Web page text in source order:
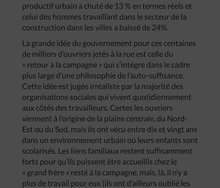
productif urbain a chuté de 13 % en termes réels et
celui des hommes travaillant dans le secteur de la
construction dans les villes a baissé de 24%.
La grande idée du gouvernement pour ces centaines
de milliers d’ouvriers jetés à la rue est celle du
« retour à la campagne » qui s’intégre dans le cadre
plus large d’une philosophie de l’auto-suffisance.
Cette idée est jugée irréaliste par la majorité des
organisations sociales qui vivent quotidiennement
aux côtés des travailleurs. Certes les ouvriers
viennent à l’origine de la plaine centrale, du Nord-
Est ou du Sud, mais ils ont vécu entre dix et vingt ans
dans un environnement urbain où leurs enfants sont
scolarisés. Les liens familiaux restent suffisamment
forts pour qu’ils puissent être accueillis chez le
« grand frère » resté à la campagne, mais, là, il n’y a
plus de travail pour eux (ils ont d’ailleurs oublié les